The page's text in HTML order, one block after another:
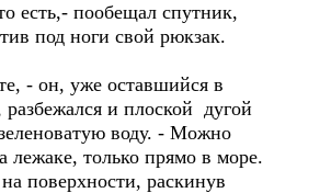
есть,- пообещал спутник,
под ноги свой рюкзак.
- он, уже оставшийся в
разбежался и плоской дугой
воду. - Можно
лежаке, только прямо в море.
поверхности, раскинув